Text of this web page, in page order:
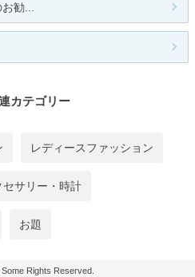
勧...
カテゴリー
レディースファッション
セサリー・時計
お題
Some Rights Reserved.